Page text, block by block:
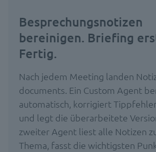
Besprechungsnotizen
bereinigen. Briefing
Fertig.
Nach jedem Meeting landen
documents. Ein Custom Agent
automatisch, korrigiert
und legt die überarbeitete
zweiter Agent liest alle Notizen
Thema, fasst die wichtigsten